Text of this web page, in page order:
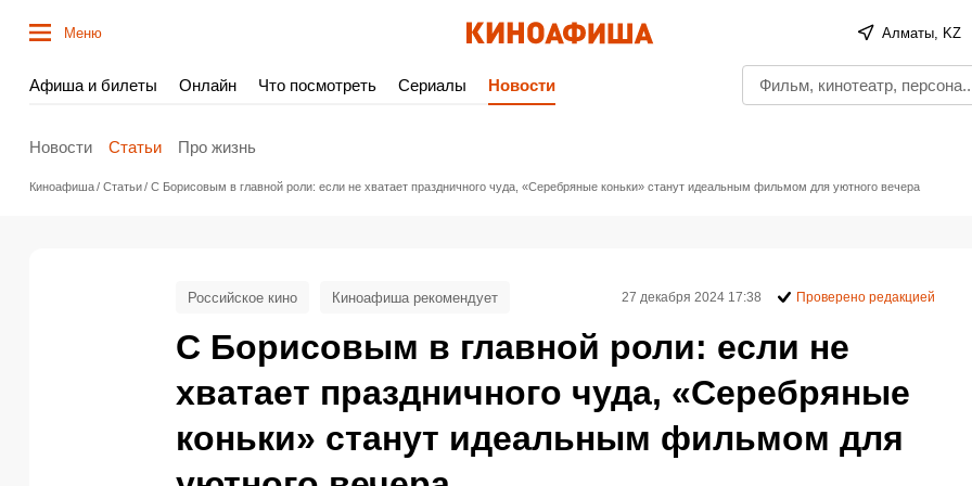
Меню Алматы, KZ
Афиша и билеты Онлайн Что посмотреть Сериалы Новости
Новости Статьи Про жизнь
Киноафиша Статьи С Борисовым в главной роли: если не хватает праздничного чуда, «Серебряные коньки» станут идеальным фильмом для уютного вечера
С Борисовым в главной роли: если не
хватает праздничного чуда, «Серебряные
коньки» станут идеальным фильмом для
Российское кино Киноафиша рекомендует 27 декабря 2024 17:38 Проверено редакцией